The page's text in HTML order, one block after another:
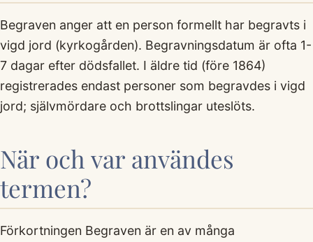
Begraven anger att en person formellt har begravts i
vigd jord (kyrkogården). Begravningsdatum är ofta 1-
7 dagar efter dödsfallet. I äldre tid (före 1864)
registrerades endast personer som begravdes i vigd
jord; självmördare och brottslingar uteslöts.
När och var användes
termen?
Förkortningen Begraven är en av många